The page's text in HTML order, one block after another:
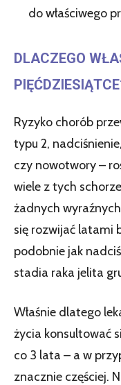
do właściwego
DLACZEGO
Ryzyko chorób
typu 2,
czy nowotwory –
wiele z tych
żadnych
się rozwijać latami
podobnie jak
stadia raka jelita
Właśnie dlatego
życia konsultować
co 3 lata – a w
znacznie częściej.